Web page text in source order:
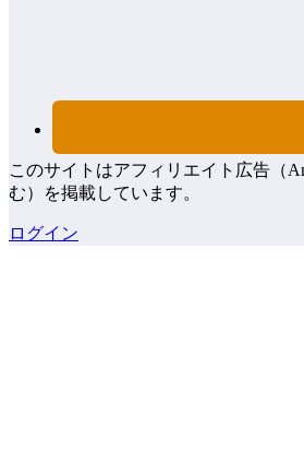
このサイトはアフィリエイト広告（
む）を掲載しています。
ログイン